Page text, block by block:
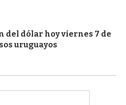
del dólar hoy viernes 7 de
uruguayos